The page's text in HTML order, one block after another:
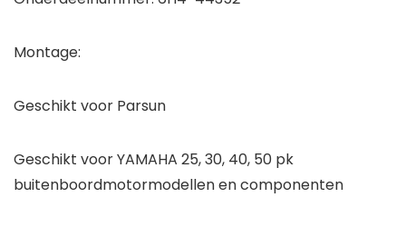
Montage:
Geschikt voor Parsun
Geschikt voor YAMAHA 25, 30, 40, 50 pk
buitenboordmotormodellen en componenten